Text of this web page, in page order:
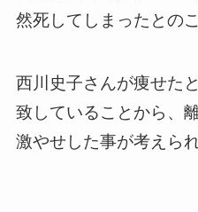
然死してしまったとのこ
西川史子さんが痩せた
致していることから、
激やせした事が考えられ